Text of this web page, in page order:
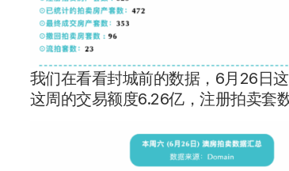
我们在看看封城前的数据，6月26日
这周的交易额度6.26亿，注册拍卖套